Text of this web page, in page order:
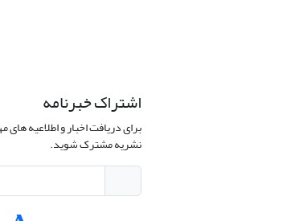
اشتراک خبرنامه
برای دریافت اخبار و اطلاعیه
نشریه مشترک شوید.